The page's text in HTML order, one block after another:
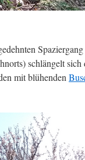
schlängelt
mit blühenden